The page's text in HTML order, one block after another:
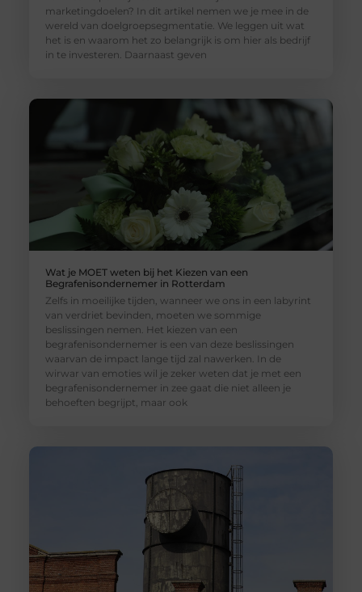
marketingdoelen? In dit artikel nemen we je mee in de
wereld van doelgroepsegmentatie. We leggen uit wat
het is en waarom het zo belangrijk is om hier als bedrijf
in te investeren. Daarnaast geven
Wat je MOET weten bij het Kiezen van een
Begrafenisondernemer in Rotterdam
Zelfs in moeilijke tijden, wanneer we ons in een labyrint
van verdriet bevinden, moeten we sommige
beslissingen nemen. Het kiezen van een
begrafenisondernemer is een van deze beslissingen
waarvan de impact lange tijd zal nawerken. In de
wirwar van emoties wil je zeker weten dat je met een
begrafenisondernemer in zee gaat die niet alleen je
behoeften begrijpt, maar ook